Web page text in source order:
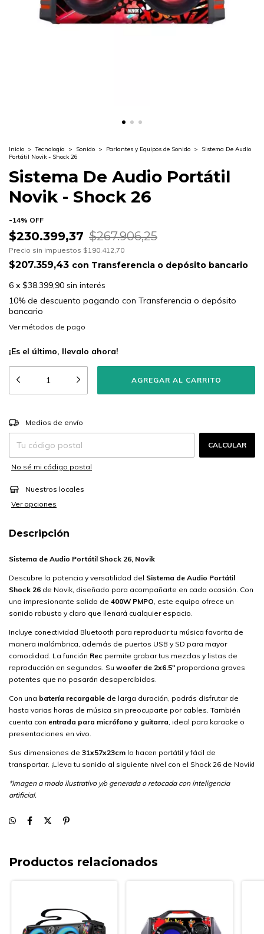
Inicio > Tecnología > Sonido > Parlantes y Equipos de Sonido >
Sistema De Audio
Portátil Novik - Shock 26
Sistema De Audio Portátil
Novik - Shock 26
-14% OFF
$230.399,37 $267.906,25
Precio sin impuestos $190.412,70
$207.359,43 con Transferencia o depósito bancario
6 x $38.399,90 sin interés
10% de descuento pagando con Transferencia o depósito
bancario
Ver más detalles
¡Es el último, llevalo ahora!
Entregas para el CP:
Medios de envío
CALCULAR
No sé mi código postal
Nuestros locales
Ver opciones
Descripción
Sistema de Audio Portátil Shock 26, Novik
Descubre la potencia y versatilidad del Sistema de Audio Portátil
Shock 26 de Novik, diseñado para acompañarte en cada ocasión. Con
una impresionante salida de 400W PMPO, este equipo ofrece un
sonido robusto y claro que llenará cualquier espacio.
Incluye conectividad Bluetooth para reproducir tu música favorita de
manera inalámbrica, además de puertos USB y SD para mayor
comodidad. La función Rec permite grabar tus mezclas y listas de
reproducción en segundos. Su woofer de 2x6.5" proporciona graves
potentes que no pasarán desapercibidos.
Con una batería recargable de larga duración, podrás disfrutar de
hasta varias horas de música sin preocuparte por cables. También
cuenta con entrada para micrófono y guitarra, ideal para karaoke o
presentaciones en vivo.
Sus dimensiones de 31x57x23cm lo hacen portátil y fácil de
transportar. ¡Lleva tu sonido al siguiente nivel con el Shock 26 de Novik!
*Imagen a modo ilustrativo y/o generada o retocada con inteligencia
artificial.
Productos relacionados